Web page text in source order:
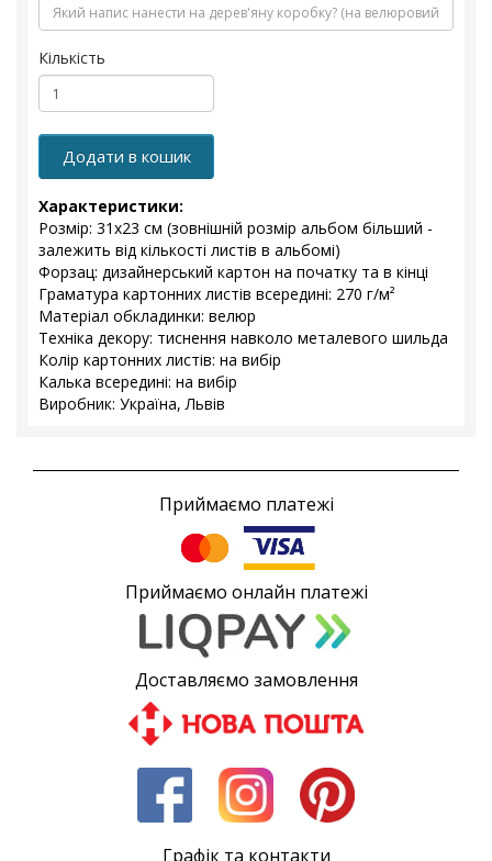
Кількість
Додати в кошик
Характеристики:
Розмір: 31x23 см (зовнішній розмір альбом більший -
залежить від кількості листів в альбомі)
Форзац: дизайнерський картон на початку та в кінці
Граматура картонних листів всередині: 270 г/м²
Матеріал обкладинки: велюр
Техніка декору: тиснення навколо металевого шильда
Колір картонних листів: на вибір
Калька всередині: на вибір
Виробник: Україна, Львів
Приймаємо платежі
Приймаємо онлайн платежі
Доставляємо замовлення
Графік та контакти